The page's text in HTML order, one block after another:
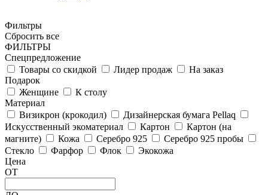
Фильтры
Сбросить все
ФИЛЬТРЫ
Спецпредложение
Товары со скидкой
Лидер продаж
На заказ
Подарок
Женщине
К столу
Материал
Визикрон (крокодил)
Дизайнерская бумага Pellaq
Искусственный экоматериал
Картон
Картон (на
магните)
Кожа Серебро 925
Серебро 925 пробы
Стекло
Фарфор Флок
Экокожа
Цена
ОТ